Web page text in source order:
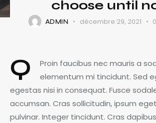
choose until
ADMIN décembre 29, 2021 0
Q
Proin faucibus nec mauris a
elementum mi tincidunt. Sed
egestas nisi in consequat. Fusce
accumsan. Cras sollicitudin, ipsum
pulvinar. Integer tincidunt. Cras